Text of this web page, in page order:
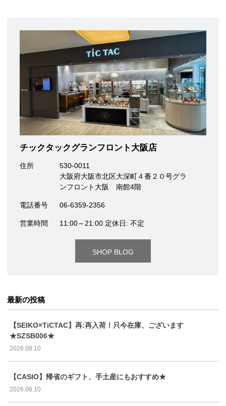
チックタックグランフロント大阪店
住所
530-0011
大阪府大阪市北区大深町４番２０号グラ
ンフロント大阪 南館4階
電話番号 06-6359-2356
営業時間 11:00～21:00 定休日: 不定
SHOP BLOG
最新の投稿
【SEIKO×TiCTAC】再:再入荷！只今在庫、ございます
★SZSB006★
2026.08.10
【CASIO】帰省のギフト、手土産にもおすすめ★
2026.08.10